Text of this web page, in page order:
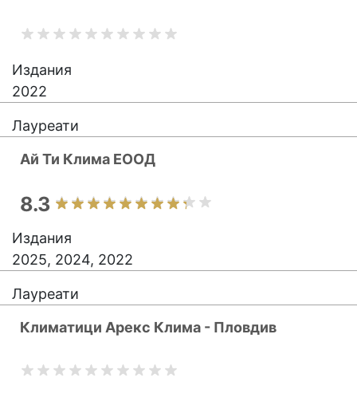
Издания
2022
Лауреати
Ай Ти Клима ЕООД
8.3
Издания
2025, 2024, 2022
Лауреати
Климатици Арекс Клима - Пловдив